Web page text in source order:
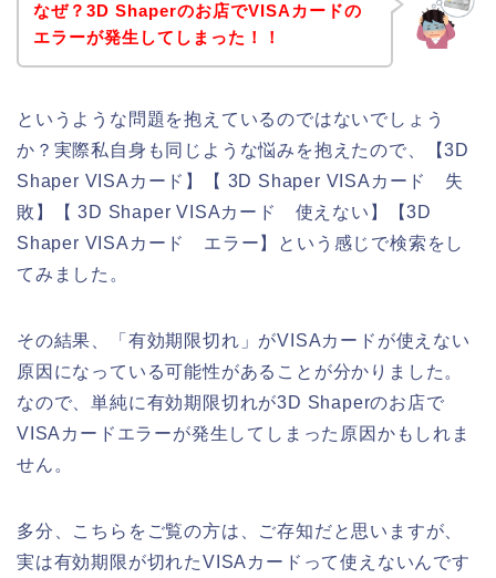
なぜ？3D Shaperのお店でVISAカードの
エラーが発生してしまった！！
というような問題を抱えているのではないでしょう
か？実際私自身も同じような悩みを抱えたので、【3D
Shaper VISAカード】【 3D Shaper VISAカード 失
敗】【 3D Shaper VISAカード 使えない】【3D
Shaper VISAカード エラー】という感じで検索をし
てみました。
その結果、「有効期限切れ」がVISAカードが使えない
原因になっている可能性があることが分かりました。
なので、単純に有効期限切れが3D Shaperのお店で
VISAカードエラーが発生してしまった原因かもしれま
せん。
多分、こちらをご覧の方は、ご存知だと思いますが、
実は有効期限が切れたVISAカードって使えないんです